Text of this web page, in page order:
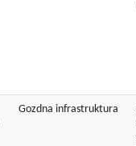
Gozdna infrastruktura